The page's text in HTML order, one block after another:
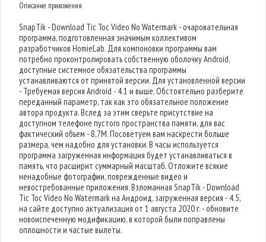
Описание приложения
SnapTik - Download Tic Toc Video No Watermark - очаровательная
программа, подготовленная значимым коллективом
разработчиков HomieLab. Для компоновки программы вам
потребно проконтролировать собственную оболочку Android,
доступные системное обязательства программы
устанавливаются от принятой версии. Для установленной версии
- Требуемая версия Android - 4.1 и выше. Обстоятельно разберите
переданный параметр, так как это обязательное положение
автора продукта. Вслед за этим сверьте присутствие на
доступном телефоне пустого пространства памяти, для вас
фактический объем - 8,7M. Посоветуем вам наскрести больше
размера, чем надобно для установки. В часы используется
программа загруженная информация будет устанавливаться в
память, что расширит суммарный масштаб. Отложите всякие
ненадобные фотографии, поврежденные видео и
невостребованные приложения. Взломанная SnapTik - Download
Tic Toc Video No Watermark на Андроид, загруженная версия - 4.5,
на сайте доступно актуализация от 1 августа 2020 г. - обновите
новоиспеченную модификацию, в которой были поправлены
оплошности и частые вылеты.